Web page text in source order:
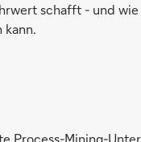
schafft - und
kann.
Process-Mining-